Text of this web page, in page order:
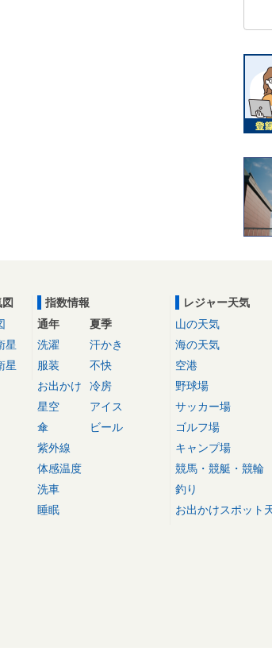
図
星
星
指数情報
通年
洗濯
服装
お出かけ
星空
傘
紫外線
体感温度
洗車
睡眠
夏季
汗かき
不快
冷房
アイス
ビール
レジャー天気
山の天気
海の天気
空港
野球場
サッカー場
ゴルフ場
キャンプ場
競馬・競艇・競輪
釣り
お出かけスポット